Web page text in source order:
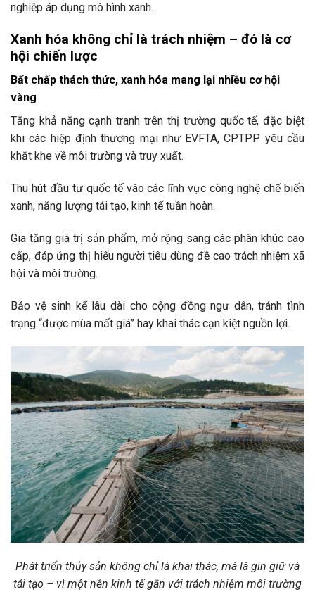
nghiệp áp dụng mô hình xanh.
Xanh hóa không chỉ là trách nhiệm – đó là cơ
hội chiến lược
Bất chấp thách thức, xanh hóa mang lại nhiều cơ hội
vàng
Tăng khả năng cạnh tranh trên thị trường quốc tế, đặc biệt
khi các hiệp định thương mại như EVFTA, CPTPP yêu cầu
khắt khe về môi trường và truy xuất.
Thu hút đầu tư quốc tế vào các lĩnh vực công nghệ chế biến
xanh, năng lượng tái tạo, kinh tế tuần hoàn.
Gia tăng giá trị sản phẩm, mở rộng sang các phân khúc cao
cấp, đáp ứng thị hiếu người tiêu dùng đề cao trách nhiệm xã
hội và môi trường.
Bảo vệ sinh kế lâu dài cho cộng đồng ngư dân, tránh tình
trạng “được mùa mất giá” hay khai thác cạn kiệt nguồn lợi.
Phát triển thủy sản không chỉ là khai thác, mà là gìn giữ và
tái tạo – vì một nền kinh tế gắn với trách nhiệm môi trường